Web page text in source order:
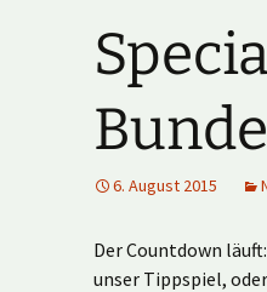
6. August 2015
Der Countdown
unser Tippspiel,